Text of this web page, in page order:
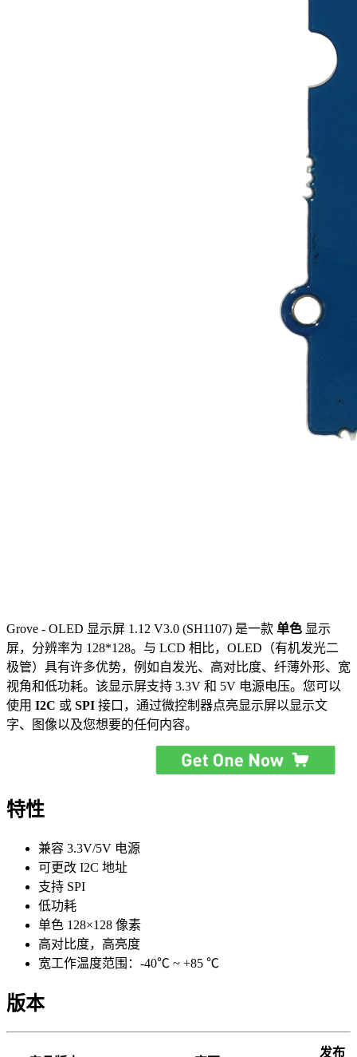
Grove - OLED 显示屏 1.12 V3.0 (SH1107) 是一款 单色 显示
屏，分辨率为 128*128。与 LCD 相比，OLED（有机发光二
极管）具有许多优势，例如自发光、高对比度、纤薄外形、宽
视角和低功耗。该显示屏支持 3.3V 和 5V 电源电压。您可以
使用 I2C 或 SPI 接口，通过微控制器点亮显示屏以显示文
字、图像以及您想要的任何内容。
特性
兼容 3.3V/5V 电源
可更改 I2C 地址
支持 SPI
低功耗
单色 128×128 像素
高对比度，高亮度
宽工作温度范围：-40℃ ~ +85 ℃
版本
发布